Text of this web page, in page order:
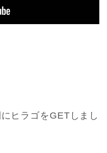
ヒラゴをGETしまし